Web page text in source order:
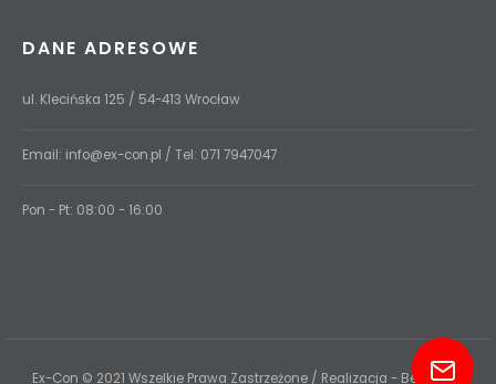
DANE ADRESOWE
ul. Klecińska 125 / 54-413 Wrocław
Email: info@ex-con.pl / Tel: 071 7947047
Pon - Pt: 08:00 - 16:00
Ex-Con © 2021 Wszelkie Prawa Zastrzeżone / Realizacja - Be Perfect